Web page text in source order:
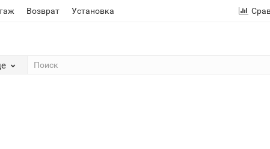
Возврат Установка